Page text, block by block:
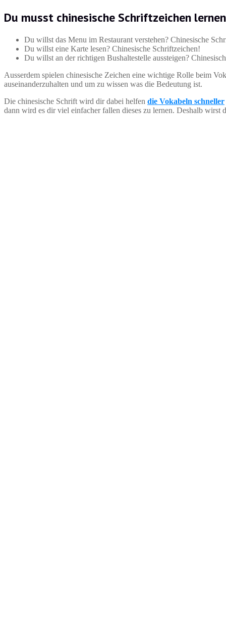
Du musst chinesische Schriftzeichen lernen
Du willst das Menu im Restaurant verstehen? Chinesische
Du willst eine Karte lesen? Chinesische Schriftzeichen!
Du willst an der richtigen Bushaltestelle aussteigen?
Ausserdem spielen chinesische Zeichen eine wichtige Rolle beim
auseinanderzuhalten und um zu wissen was die Bedeutung ist.
Die chinesische Schrift wird dir dabei helfen die Vokabeln schneller
dann wird es dir viel einfacher fallen dieses zu lernen. Deshalb